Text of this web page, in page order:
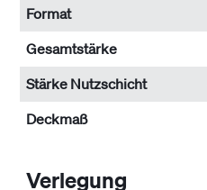
Format
Gesamtstärke
Stärke Nutzschicht
Deckmaß
Verlegung